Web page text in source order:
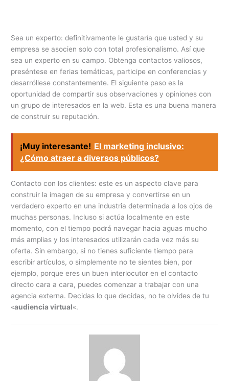
Sea un experto: definitivamente le gustaría que usted y su
empresa se asocien solo con total profesionalismo. Así que
sea un experto en su campo. Obtenga contactos valiosos,
preséntese en ferias temáticas, participe en conferencias y
desarróllese constantemente. El siguiente paso es la
oportunidad de compartir sus observaciones y opiniones con
un grupo de interesados en la web. Esta es una buena manera
de construir su reputación.
¡Muy interesante! El marketing inclusivo:
¿Cómo atraer a diversos públicos?
Contacto con los clientes: este es un aspecto clave para
construir la imagen de su empresa y convertirse en un
verdadero experto en una industria determinada a los ojos de
muchas personas. Incluso si actúa localmente en este
momento, con el tiempo podrá navegar hacia aguas mucho
más amplias y los interesados utilizarán cada vez más su
oferta. Sin embargo, si no tienes suficiente tiempo para
escribir artículos, o simplemente no te sientes bien, por
ejemplo, porque eres un buen interlocutor en el contacto
directo cara a cara, puedes comenzar a trabajar con una
agencia externa. Decidas lo que decidas, no te olvides de tu
«audiencia virtual«.